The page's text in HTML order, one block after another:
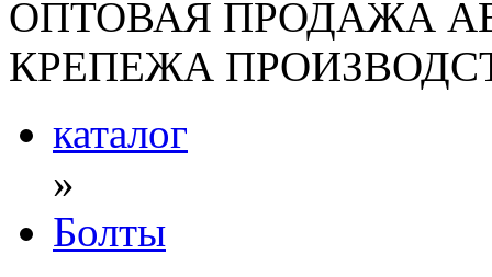
ОПТОВАЯ ПРОДАЖА
КРЕПЕЖА
каталог
»
Болты